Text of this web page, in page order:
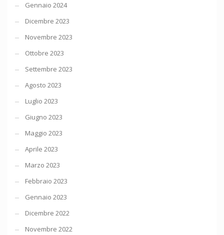
Gennaio 2024
Dicembre 2023
Novembre 2023
Ottobre 2023
Settembre 2023
Agosto 2023
Luglio 2023
Giugno 2023
Maggio 2023
Aprile 2023
Marzo 2023
Febbraio 2023
Gennaio 2023
Dicembre 2022
Novembre 2022